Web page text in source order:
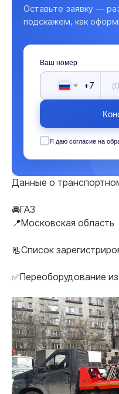
Оставьте заявку —
подскажем, как
Ваш номер
+7
Я даю согласие на
Данные о
🚘ГАЗ
📍Московская область
📃Список
✅Переоборудование